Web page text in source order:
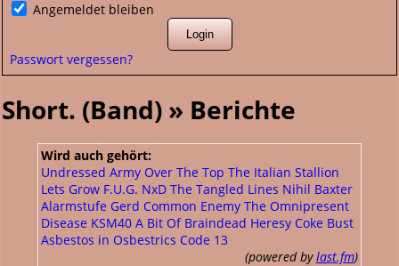
Angemeldet bleiben
Passwort vergessen?
Short. (Band) » Berichte
Wird auch gehört:
Undressed Army Over The Top The Italian Stallion
Lets Grow F.U.G. NxD The Tangled Lines Nihil Baxter
Alarmstufe Gerd Common Enemy The Omnipresent
Disease KSM40 A Bit Of Braindead Heresy Coke Bust
Asbestos in Osbestrics Code 13
(powered bylast.fm)